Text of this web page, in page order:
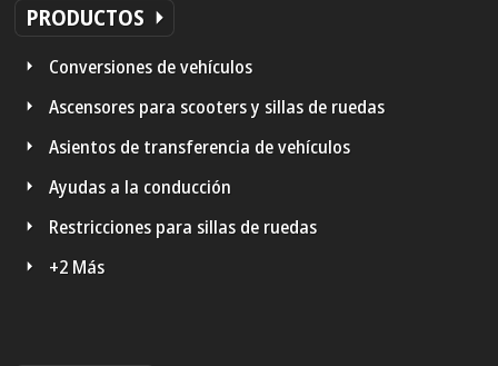
PRODUCTOS
Conversiones de vehículos
Ascensores para scooters y sillas de ruedas
Asientos de transferencia de vehículos
Ayudas a la conducción
Restricciones para sillas de ruedas
+2 Más